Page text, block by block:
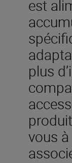
est
plus
vous